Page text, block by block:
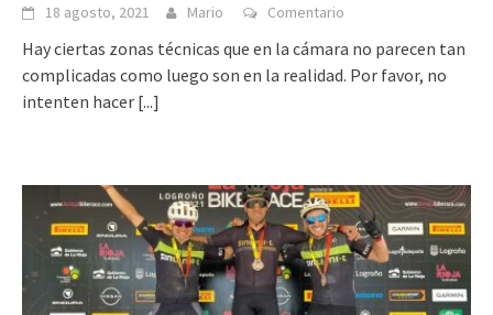
18 agosto, 2021 Mario Comentario
Hay ciertas zonas técnicas que en la cámara no parecen tan
complicadas como luego son en la realidad. Por favor, no
intenten hacer [...]